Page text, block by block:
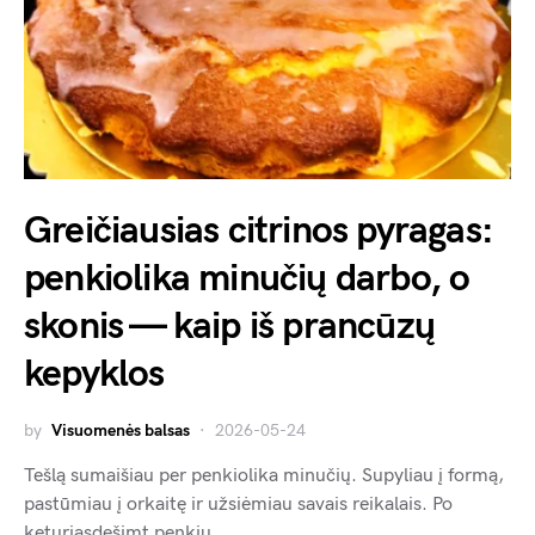
Greičiausias citrinos pyragas:
penkiolika minučių darbo, o
skonis — kaip iš prancūzų
kepyklos
by Visuomenės balsas 2026-05-24
Tešlą sumaišiau per penkiolika minučių. Supyliau į formą,
pastūmiau į orkaitę ir užsiėmiau savais reikalais. Po